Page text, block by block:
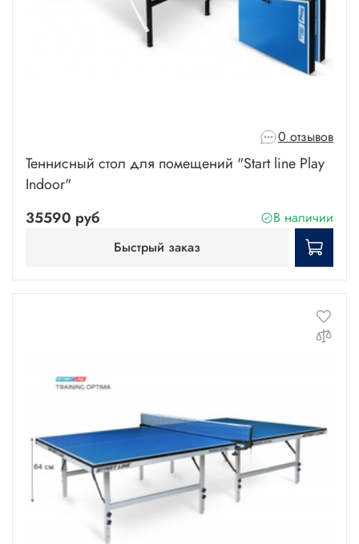
0 отзывов
Теннисный стол для помещений "Start line Play
Indoor"
35590 руб
В наличии
Быстрый заказ